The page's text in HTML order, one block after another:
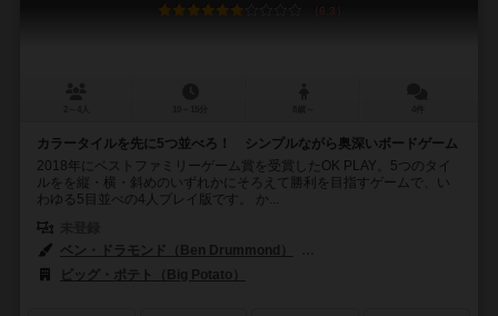
6.3
カラータイルを先に5つ並べろ！ シンプルながら奥深いボードゲーム
2018年にベストファミリーゲーム賞を受賞したOK PLAY。5つのタイ
ルをを縦・横・斜めのいずれかにそろえて勝利を目指すゲームで、い
わゆる5目並べの4人プレイ版です。 か...
ベン・ドラモンド（Ben Drummond）
ビッグ・ポテト（Big Potato）